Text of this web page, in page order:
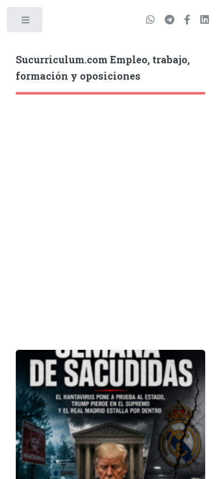
Sucurriculum.com Empleo, trabajo,
formación y oposiciones